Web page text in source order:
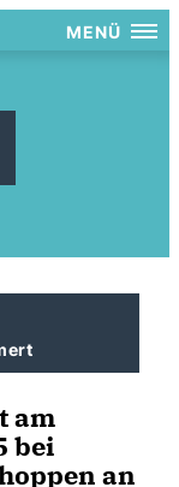
MENÜ
am
bei
an